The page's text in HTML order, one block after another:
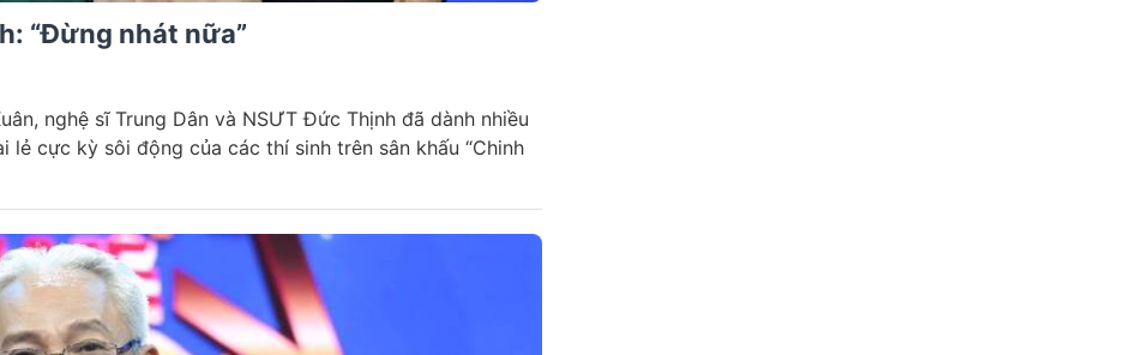
“Đừng nhát nữa”
nghệ sĩ Trung Dân và NSƯT Đức Thịnh đã dành nhiều
cực kỳ sôi động của các thí sinh trên sân khấu “Chinh